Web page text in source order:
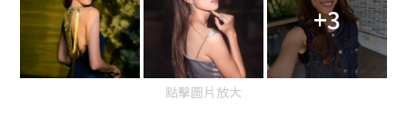
+3
點擊圖片放大